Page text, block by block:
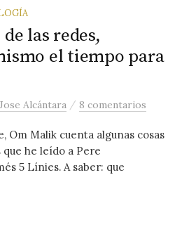
las redes,
el tiempo para
Jose Alcántara /8 comentarios
Om Malik cuenta algunas cosas
he leído a Pere
5 Línies. A saber: que